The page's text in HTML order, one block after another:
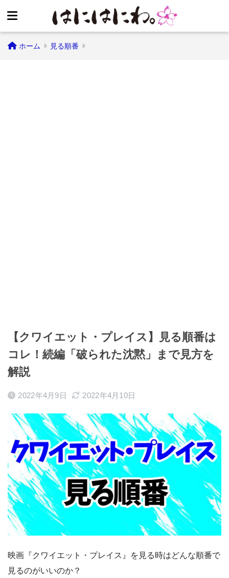
ホーム 見る順番
【クワイエット・プレイス】見る順番は
コレ！続編「破られた沈黙」まで見方を
解説
2022年4月9日 2022年4月10日
映画『クワイエット・プレイス』を見る時はどんな順番で
見るのがいいのか？